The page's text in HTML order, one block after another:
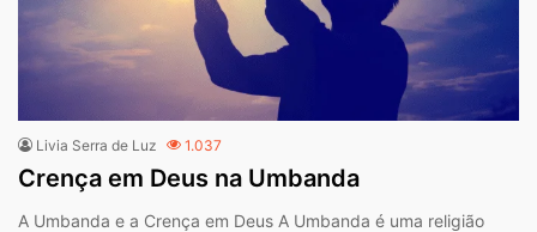
Livia Serra de Luz 1.037
Crença em Deus na Umbanda
A Umbanda e a Crença em Deus A Umbanda é uma religião